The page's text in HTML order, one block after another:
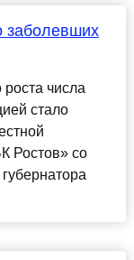
заболевших
числа
стало
Ростов» со